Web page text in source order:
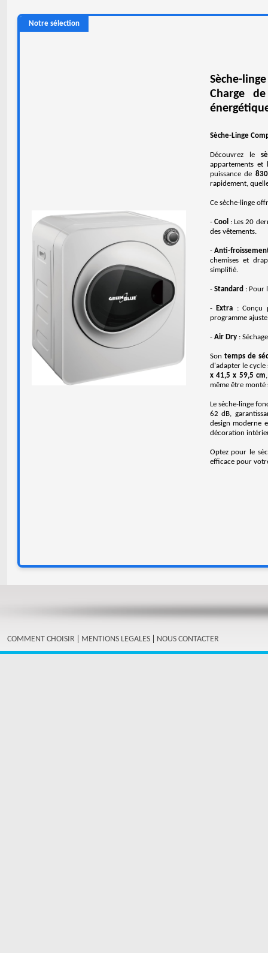
Notre sélection
Sèche-
Charge
Sèche-Linge
Découvrez le
appartements
puissance de
rapidement,
Ce sèche-linge
- Cool : Les 20
des vêtements.
- Anti-
chemises et
simplifié.
- Standard : Pour
- Extra : Conçu
programme
- Air Dry:
Son temps de
d'adapter le cycle
x 41,5 x 59,5 cm
même être
Le sèche-linge
62 dB,
design moderne
décoration
Optez pour le
efficace pour
COMMENT CHOISIR | MENTIONS LEGALES | NOUS CONTACTER